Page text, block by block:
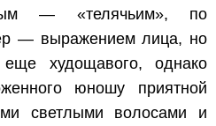
— «телячьим», по
— выражением лица, но
худощавого, однако
юношу приятной
светлыми волосами и